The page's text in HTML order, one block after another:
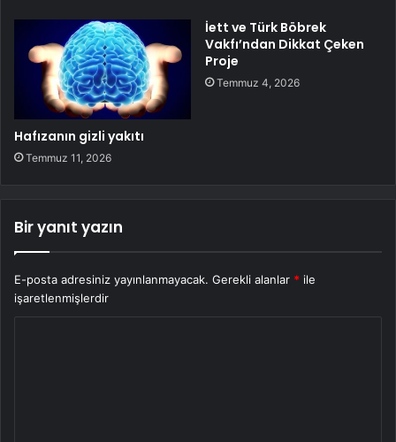
Hafızanın gizli yakıtı
Temmuz 11, 2026
İett ve Türk Böbrek
Vakfı’ndan Dikkat Çeken
Proje
Temmuz 4, 2026
Bir yanıt yazın
E-posta adresiniz yayınlanmayacak. Gerekli alanlar * ile
işaretlenmişlerdir